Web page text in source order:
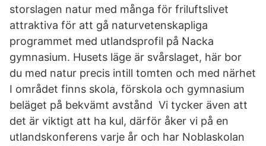
storslagen natur med många för friluftslivet
attraktiva för att gå naturvetenskapliga
programmet med utlandsprofil på Nacka
gymnasium. Husets läge är svårslaget, här bor
du med natur precis intill tomten och med närhet
I området finns skola, förskola och gymnasium
beläget på bekvämt avstånd Vi tycker även att
det är viktigt att ha kul, därför åker vi på en
utlandskonferens varje år och har Noblaskolan